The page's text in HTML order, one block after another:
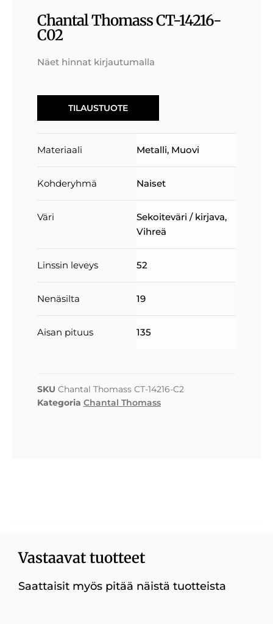
Chantal Thomass CT-14216-
C02
Näet hinnat kirjautumalla
TILAUSTUOTE
Materiaali Metalli, Muovi
Kohderyhmä Naiset
Väri Sekoiteväri / kirjava,
Vihreä
Linssin leveys 52
Nenäsilta 19
Aisan pituus 135
SKU Chantal Thomass CT-14216-C2
Kategoria Chantal Thomass
Vastaavat tuotteet
Saattaisit myös pitää näistä tuotteista